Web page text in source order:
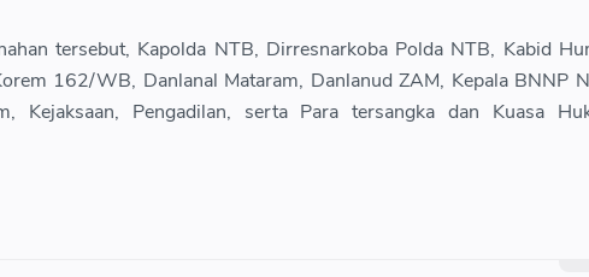
tersebut, Kapolda NTB, Dirresnarkoba Polda NTB, Kabid
162/WB, Danlanal Mataram, Danlanud ZAM, Kepala BNNP
Kejaksaan, Pengadilan, serta Para tersangka dan Kuasa